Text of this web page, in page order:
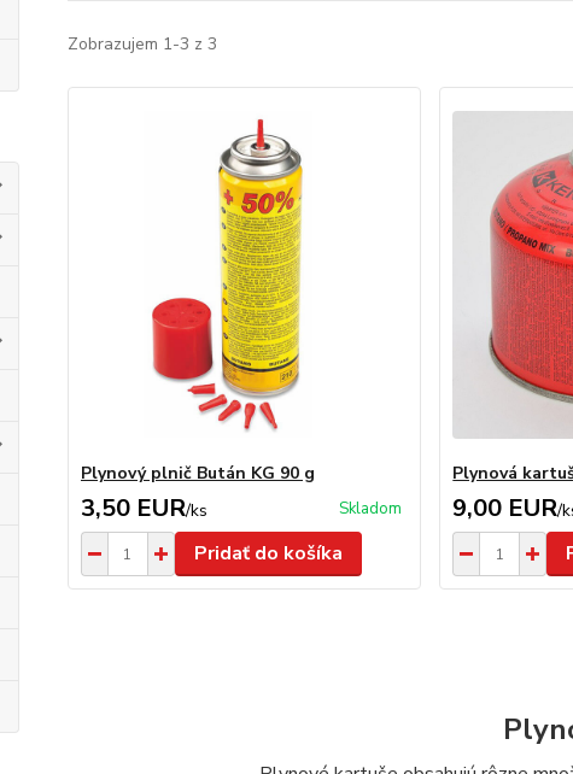
Zobrazujem 1-3 z 3
Plynový plnič Bután KG 90 g
3,50 EUR/ks Skladom
Pridať do košíka
Plynová
9,00 EUR/